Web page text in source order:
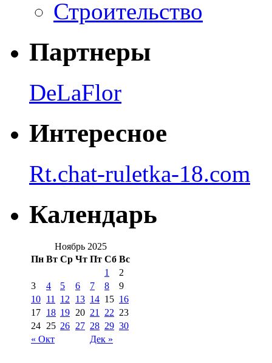
Строительство
Партнеры
DeLaFlor
Интересное
Rt.chat-ruletka-18.com
Календарь
Ноябрь 2025
Пн Вт Ср Чт Пт Сб Вс
« Окт Дек »
1
2
3
4 5 6 7 8
9
10 11 12 13 14 15 16
17 18 19 20 21 22 23
24 25 26 27 28 29 30